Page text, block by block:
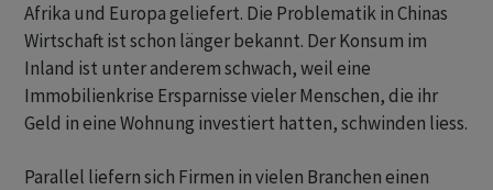
Afrika und Europa geliefert. Die Problematik in Chinas
Wirtschaft ist schon länger bekannt. Der Konsum im
Inland ist unter anderem schwach, weil eine
Immobilienkrise Ersparnisse vieler Menschen, die ihr
Geld in eine Wohnung investiert hatten, schwinden liess.
Parallel liefern sich Firmen in vielen Branchen einen